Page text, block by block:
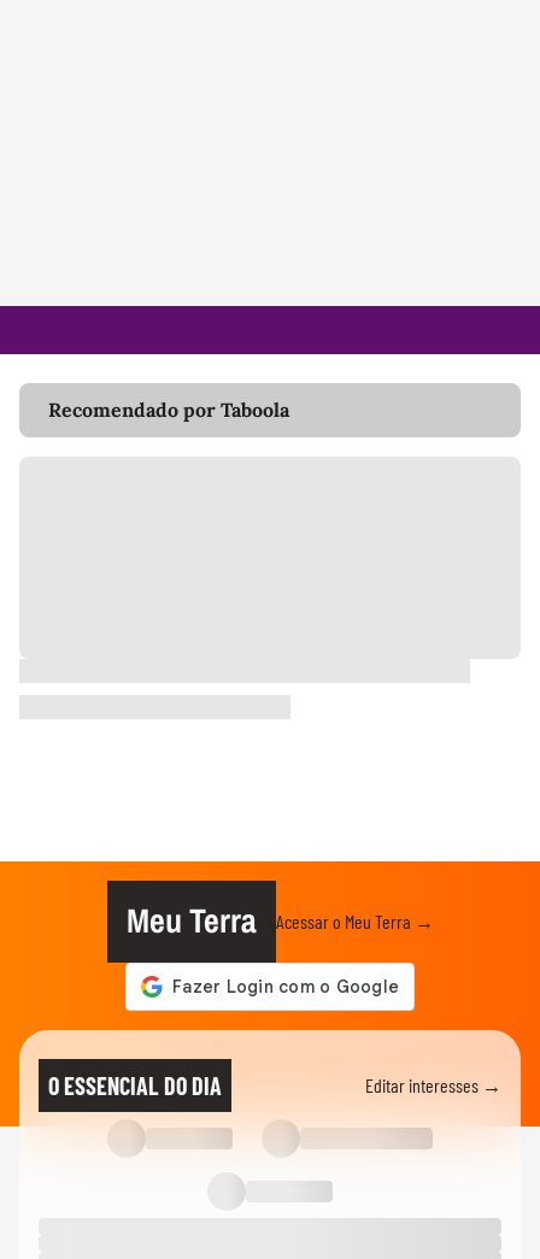
Recomendado por Taboola
Meu Terra Acessar o Meu Terra →
O ESSENCIAL DO DIA Editar interesses →